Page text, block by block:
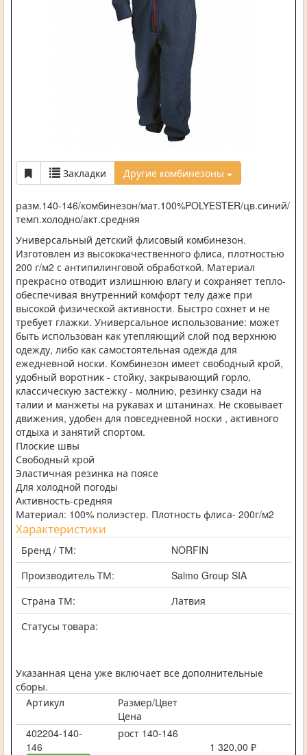
Закладки Другие комбинезоны
разм.140-146/комбинезон/мат.100%POLYESTER/цв.синий/
темп.холодно/акт.средняя
Универсальный детский флисовый комбинезон.
Изготовлен из высококачественного флиса, плотностью
200 г/м2 с антипилинговой обработкой. Материал
прекрасно отводит излишнюю влагу и сохраняет тепло-
обеспечивая внутренний комфорт телу даже при
высокой физической активности. Быстро сохнет и не
требует глажки. Универсальное использование: может
быть использован как утепляющий слой под верхнюю
одежду, либо как самостоятельная одежда для
ежедневной носки. Комбинезон имеет свободный крой,
удобный воротник - стойку, закрывающий горло,
классическую застежку - молнию, резинку сзади на
талии и манжеты на рукавах и штанинах. Не сковывает
движения, удобен для повседневной носки , активного
отдыха и занятий спортом.
Плоские швы
Свободный крой
Эластичная резинка на поясе
Для холодной погоды
Активность-средняя
Материал: 100% полиэстер. Плотность флиса- 200г/м2
Характеристики
Бренд / ТМ:
NORFIN
Производитель ТМ:
Salmo Group SIA
Страна ТМ:
Латвия
Статусы товара:
Указанная цена уже включает все дополнительные
сборы.
Артикул
Размер/Цвет
Цена
402204-140-
146
рост 140-146
1 320,00 ₽